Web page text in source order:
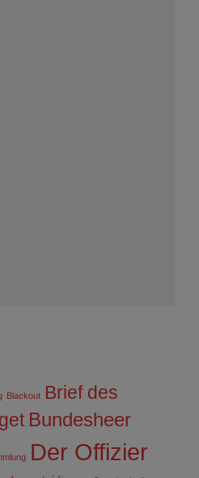
Blackout Brief des
Bundesheer
Der Offizier